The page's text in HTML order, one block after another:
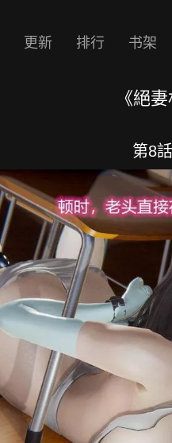
更新 排行 书架
《絕
第8